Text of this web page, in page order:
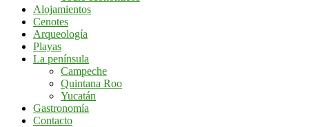
Yucatán
Alojamientos
Cenotes
Arqueología
Playas
La península
Campeche
Quintana Roo
Yucatán
Gastronomía
Contacto